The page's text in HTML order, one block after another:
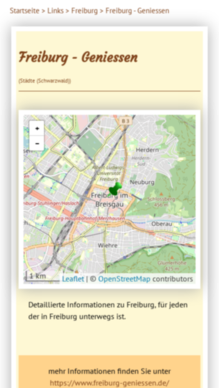
Startseite > Links > Freiburg > Freiburg - Geniessen
Freiburg - Geniessen
(Städte (Schwarzwald))
+
−
1 km Leaflet |© OpenStreetMap contributors
Detaillierte Informationen zu Freiburg, für jeden
der in Freiburg unterwegs ist.
mehr Informationen finden Sie unter
https://www.freiburg-geniessen.de/